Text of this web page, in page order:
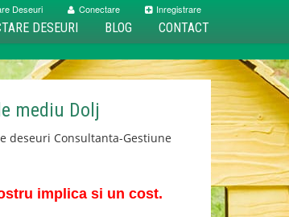
Deseuri Conectare Inregistrare
DESEURI BLOG CONTACT
mediu Dolj
deseuri Consultanta-Gestiune
implica si un cost.